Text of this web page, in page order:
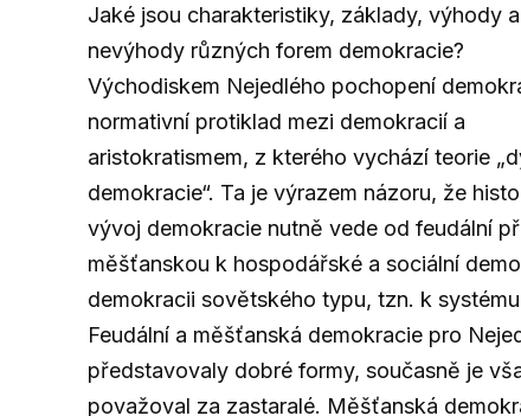
Jaké jsou charakteristiky, základy, výhody a
nevýhody různých forem demokracie?
Východiskem Nejedlého pochopení
normativní protiklad mezi demokracií a
aristokratismem, z kterého vychází teorie
demokracie“. Ta je výrazem názoru, že
vývoj demokracie nutně vede od feudální
měšťanskou k hospodářské a sociální
demokracii sovětského typu, tzn. k
Feudální a měšťanská demokracie pro
představovaly dobré formy, současně je
považoval za zastaralé. Měšťanská